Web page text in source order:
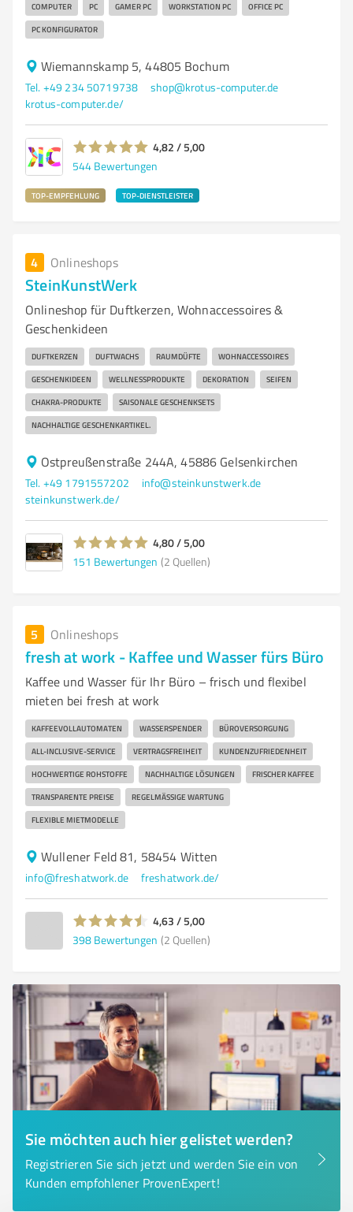
COMPUTER PC GAMER PC WORKSTATION PC OFFICE PC
PC KONFIGURATOR
Wiemannskamp 5, 44805 Bochum
Tel. +49 234 50719738
shop@krotus-computer.de
krotus-computer.de/
4,82 / 5,00
544 Bewertungen
TOP-EMPFEHLUNG TOP-DIENSTLEISTER
4 Onlineshops
SteinKunstWerk
Onlineshop für Duftkerzen, Wohnaccessoires &
Geschenkideen
DUFTKERZEN DUFTWACHS RAUMDÜFTE WOHNACCESSOIRES
GESCHENKIDEEN WELLNESSPRODUKTE DEKORATION SEIFEN
CHAKRA-PRODUKTE SAISONALE GESCHENKSETS
NACHHALTIGE GESCHENKARTIKEL.
Ostpreußenstraße 244A, 45886 Gelsenkirchen
Tel. +49 1791557202
info@steinkunstwerk.de
steinkunstwerk.de/
4,80 / 5,00
151 Bewertungen (2 Quellen)
5 Onlineshops
fresh at work - Kaffee und Wasser fürs Büro
Kaffee und Wasser für Ihr Büro – frisch und flexibel
mieten bei fresh at work
KAFFEEVOLLAUTOMATEN WASSERSPENDER BÜROVERSORGUNG
ALL-INCLUSIVE-SERVICE VERTRAGSFREIHEIT KUNDENZUFRIEDENHEIT
HOCHWERTIGE ROHSTOFFE NACHHALTIGE LÖSUNGEN FRISCHER KAFFEE
TRANSPARENTE PREISE REGELMÄSSIGE WARTUNG
FLEXIBLE MIETMODELLE
Wullener Feld 81, 58454 Witten
info@freshatwork.de freshatwork.de/
4,63 / 5,00
398 Bewertungen (2 Quellen)
Sie möchten auch hier gelistet werden?
Registrieren Sie sich jetzt und werden Sie ein von
Kunden empfohlener ProvenExpert!